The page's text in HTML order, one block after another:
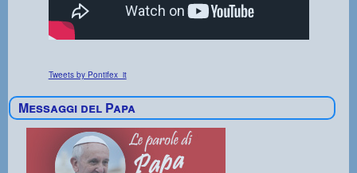
Tweets by Pontifex_it
Messaggi del Papa